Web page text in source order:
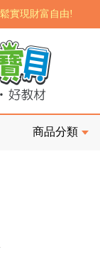
實現財富自由!
在訂單成立三天內
熱招募中~
查看『海外購物流程
團暨FOOD超人企
在訂單成立三天內
熱招募中~
查看『海外購物流程
商品分類